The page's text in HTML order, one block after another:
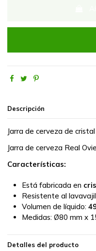
Descripción
Jarra de cerveza de
Jarra de cerveza Real
Características:
Está fabricada en
Resistente al
Volumen de líquido:
Medidas: Ø80 mm x
Detalles del producto